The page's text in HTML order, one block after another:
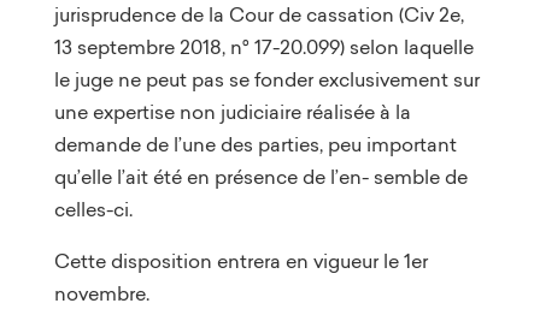
jurisprudence de la Cour de cassation (Civ 2e,
13 septembre 2018, n° 17-20.099) selon laquelle
le juge ne peut pas se fonder exclusivement sur
une expertise non judiciaire réalisée à la
demande de l’une des parties, peu important
qu’elle l’ait été en présence de l’en- semble de
celles-ci.
Cette disposition entrera en vigueur le 1er
novembre.